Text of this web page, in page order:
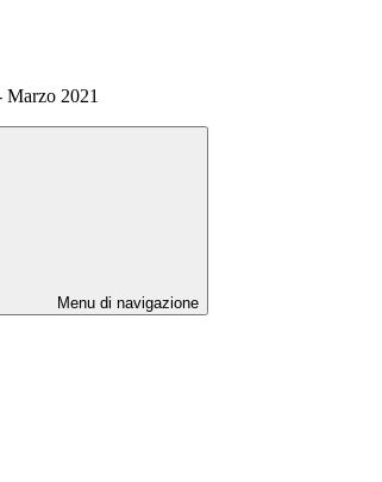
2021
Menu di navigazione